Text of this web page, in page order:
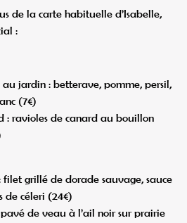
de la carte habituelle d’Isabelle,
:
jardin : betterave, pomme, persil,
(7€)
: ravioles de canard au bouillon
filet grillé de dorade sauvage, sauce
de céleri (24€)
de veau à l’ail noir sur prairie